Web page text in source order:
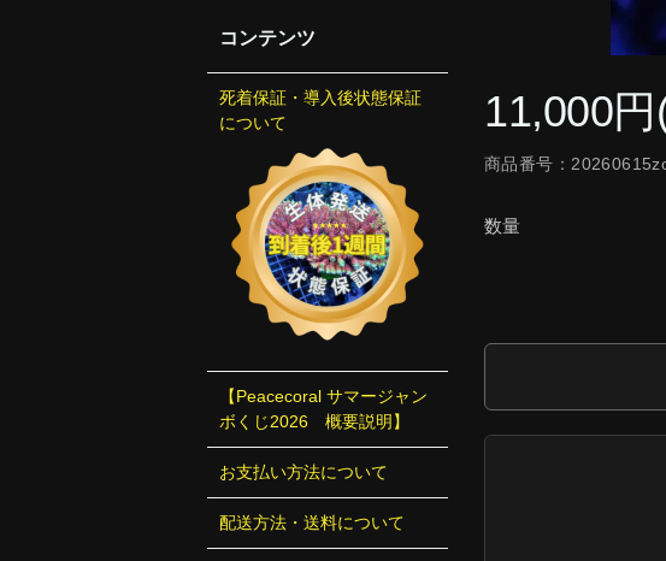
11,000
商品番号：
数量
コンテンツ
死着保証・導入後状態保証
について
【Peacecoral サマージャン
ボくじ2026 概要説明】
お支払い方法について
配送方法・送料について